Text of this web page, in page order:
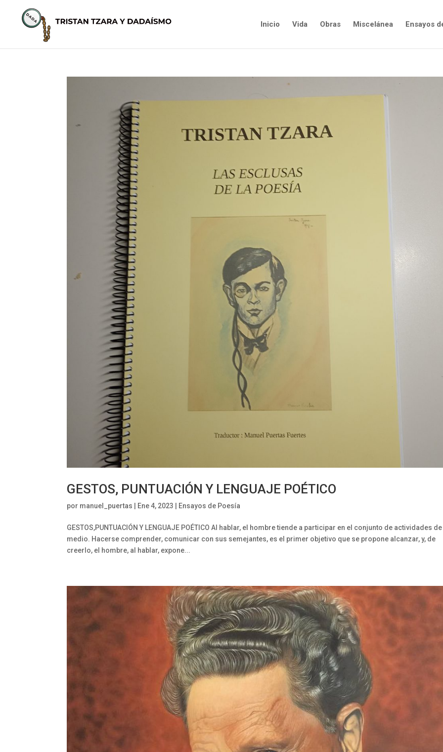
Inicio Vida Obras Miscelánea Ensayos
GESTOS, PUNTUACIÓN Y LENGUAJE POÉTICO
por manuel_puertas Ene 4, 2023 Ensayos de Poesía
GESTOS,PUNTUACIÓN Y LENGUAJE POÉTICO Al hablar, el hombre tiende a participar en el conjunto de actividades
medio. Hacerse comprender, comunicar con sus semejantes, es el primer objetivo que se propone alcanzar, y, de
creerlo, el hombre, al hablar, expone...